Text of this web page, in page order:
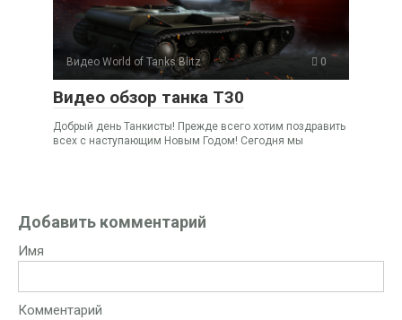
Видео World of Tanks Blitz 0
Видео обзор танка Т30
Добрый день Танкисты! Прежде всего хотим поздравить
всех с наступающим Новым Годом! Сегодня мы
Добавить комментарий
Имя
Комментарий